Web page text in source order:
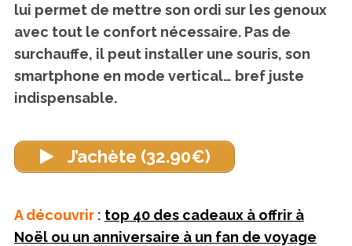
lui permet de mettre son ordi sur les genoux
avec tout le confort nécessaire. Pas de
surchauffe, il peut installer une souris, son
smartphone en mode vertical… bref juste
indispensable.
J’achète (32.90€)
A découvrir : top 40 des cadeaux à offrir à
Noël ou un anniversaire à un fan de voyage